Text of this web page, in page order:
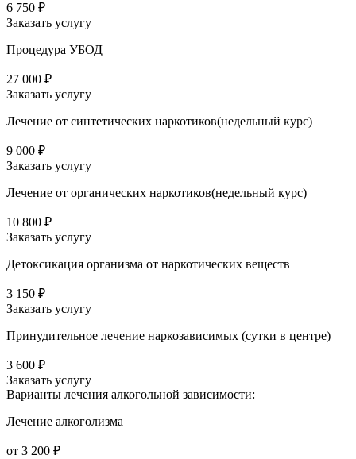
6 750 ₽
Заказать услугу
Процедура УБОД
27 000 ₽
Заказать услугу
Лечение от синтетических наркотиков(недельный курс)
9 000 ₽
Заказать услугу
Лечение от органических наркотиков(недельный курс)
10 800 ₽
Заказать услугу
Детоксикация организма от наркотических веществ
3 150 ₽
Заказать услугу
Принудительное лечение наркозависимых (сутки в центре)
3 600 ₽
Заказать услугу
Варианты лечения алкогольной зависимости:
Лечение алкоголизма
от 3 200 ₽